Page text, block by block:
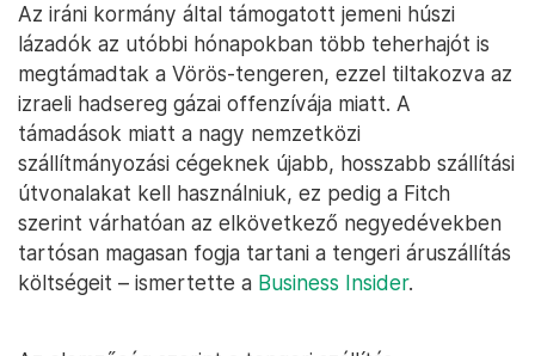
Az iráni kormány által támogatott jemeni húszi
lázadók az utóbbi hónapokban több teherhajót is
megtámadtak a Vörös-tengeren, ezzel tiltakozva az
izraeli hadsereg gázai offenzívája miatt. A
támadások miatt a nagy nemzetközi
szállítmányozási cégeknek újabb, hosszabb szállítási
útvonalakat kell használniuk, ez pedig a Fitch
szerint várhatóan az elkövetkező negyedévekben
tartósan magasan fogja tartani a tengeri áruszállítás
költségeit – ismertette a Business Insider.